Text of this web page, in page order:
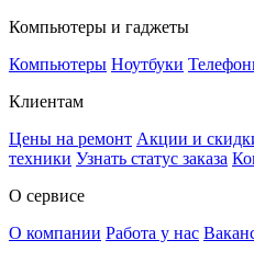
Компьютеры и гаджеты
Компьютеры Ноутбуки
Клиентам
Цены на ремонт Акции и
техники Узнать статус заказа
О сервисе
О компании Работа у нас